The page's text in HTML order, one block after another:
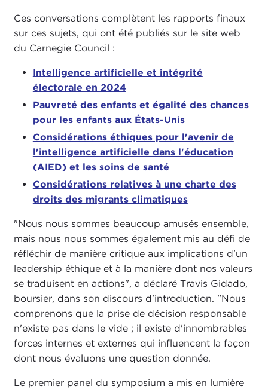
Ces conversations complètent les rapports finaux
sur ces sujets, qui ont été publiés sur le site web
du Carnegie Council :
Intelligence artificielle et intégrité
électorale en 2024
Pauvreté des enfants et égalité des chances
pour les enfants aux États-Unis
Considérations éthiques pour l'avenir de
l'intelligence artificielle dans l'éducation
(AIED) et les soins de santé
Considérations relatives à une charte des
droits des migrants climatiques
"Nous nous sommes beaucoup amusés ensemble,
mais nous nous sommes également mis au défi de
réfléchir de manière critique aux implications d'un
leadership éthique et à la manière dont nos valeurs
se traduisent en actions", a déclaré Travis Gidado,
boursier, dans son discours d'introduction. "Nous
comprenons que la prise de décision responsable
n'existe pas dans le vide ; il existe d'innombrables
forces internes et externes qui influencent la façon
dont nous évaluons une question donnée.
Le premier panel du symposium a mis en lumière